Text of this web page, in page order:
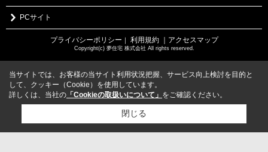
PCサイト
プライバシーポリシー ｜ 利用規約 ｜アクセスマップ
Copyright(c) 夢住宅 株式会社 All rights reserved.
当サイトでは、お客様の当サイト利用状況把握、サービス向上検討を目的と
して、クッキー（Cookie）を使用しています。
詳しくは、当社の 「Cookieの取扱いについて」 をご確認ください。
閉じる